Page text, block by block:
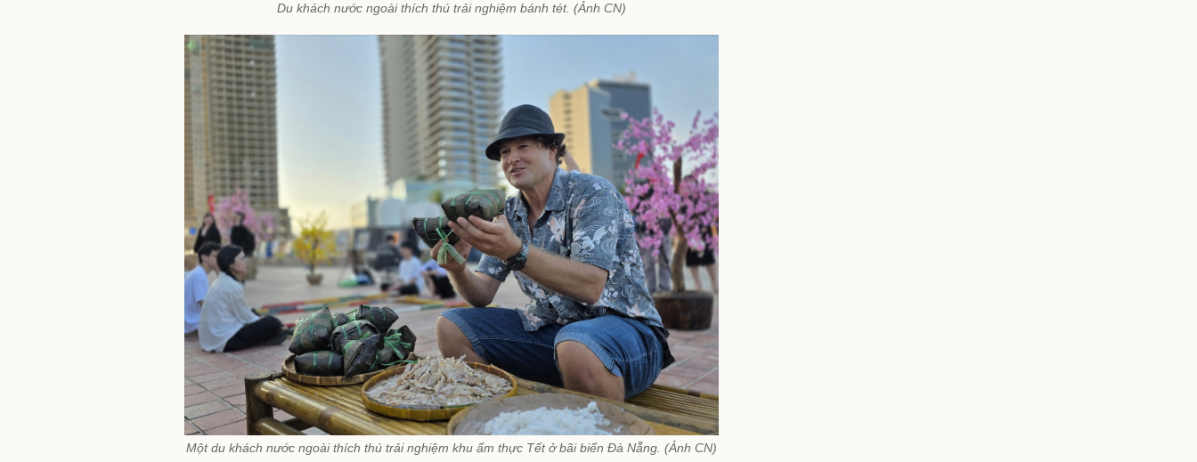
Du khách nước ngoài thích thú trải nghiệm bánh tét. (Ảnh CN)
Một du khách nước ngoài thích thú trải nghiệm khu ẩm thực Tết ở bãi biển Đà Nẵng. (Ảnh CN)